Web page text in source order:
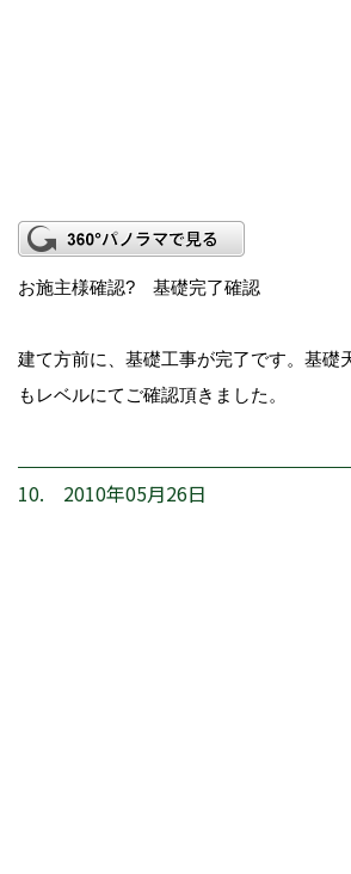
お施主様確認? 基礎完了確認
建て方前に、基礎工事が完了です。基礎
もレベルにてご確認頂きました。
10. 2010年05月26日